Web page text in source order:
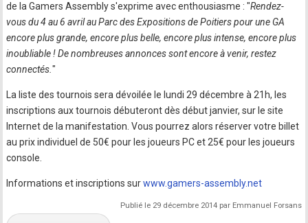
de la Gamers Assembly s'exprime avec enthousiasme : "Rendez-
vous du 4 au 6 avril au Parc des Expositions de Poitiers pour une GA
encore plus grande, encore plus belle, encore plus intense, encore plus
inoubliable ! De nombreuses annonces sont encore à venir, restez
connectés."
La liste des tournois sera dévoilée le lundi 29 décembre à 21h, les
inscriptions aux tournois débuteront dès début janvier, sur le site
Internet de la manifestation. Vous pourrez alors réserver votre billet
au prix individuel de 50€ pour les joueurs PC et 25€ pour les joueurs
console.
Informations et inscriptions surwww.gamers-assembly.net
Publié le 29 décembre 2014 par Emmanuel Forsans